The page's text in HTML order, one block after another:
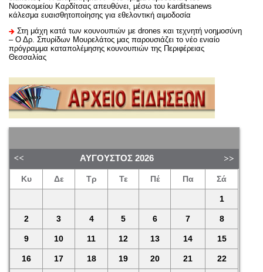
Νοσοκομείου Καρδίτσας απευθύνει, μέσω του karditsanews
κάλεσμα ευαισθητοποίησης για εθελοντική αιμοδοσία
Στη μάχη κατά των κουνουπιών με drones και τεχνητή νοημοσύνη
– Ο Δρ. Σπυρίδων Μουρελάτος μας παρουσιάζει το νέο ενιαίο
πρόγραμμα καταπολέμησης κουνουπιών της Περιφέρειας
Θεσσαλίας
ΑΎΓΟΥΣΤΟΣ 2026
Κυ Δε Τρ Τε Πέ Πα Σά
1
2 3 4 5 6 7 8
9 10 11 12 13 14 15
16 17 18 19 20 21 22